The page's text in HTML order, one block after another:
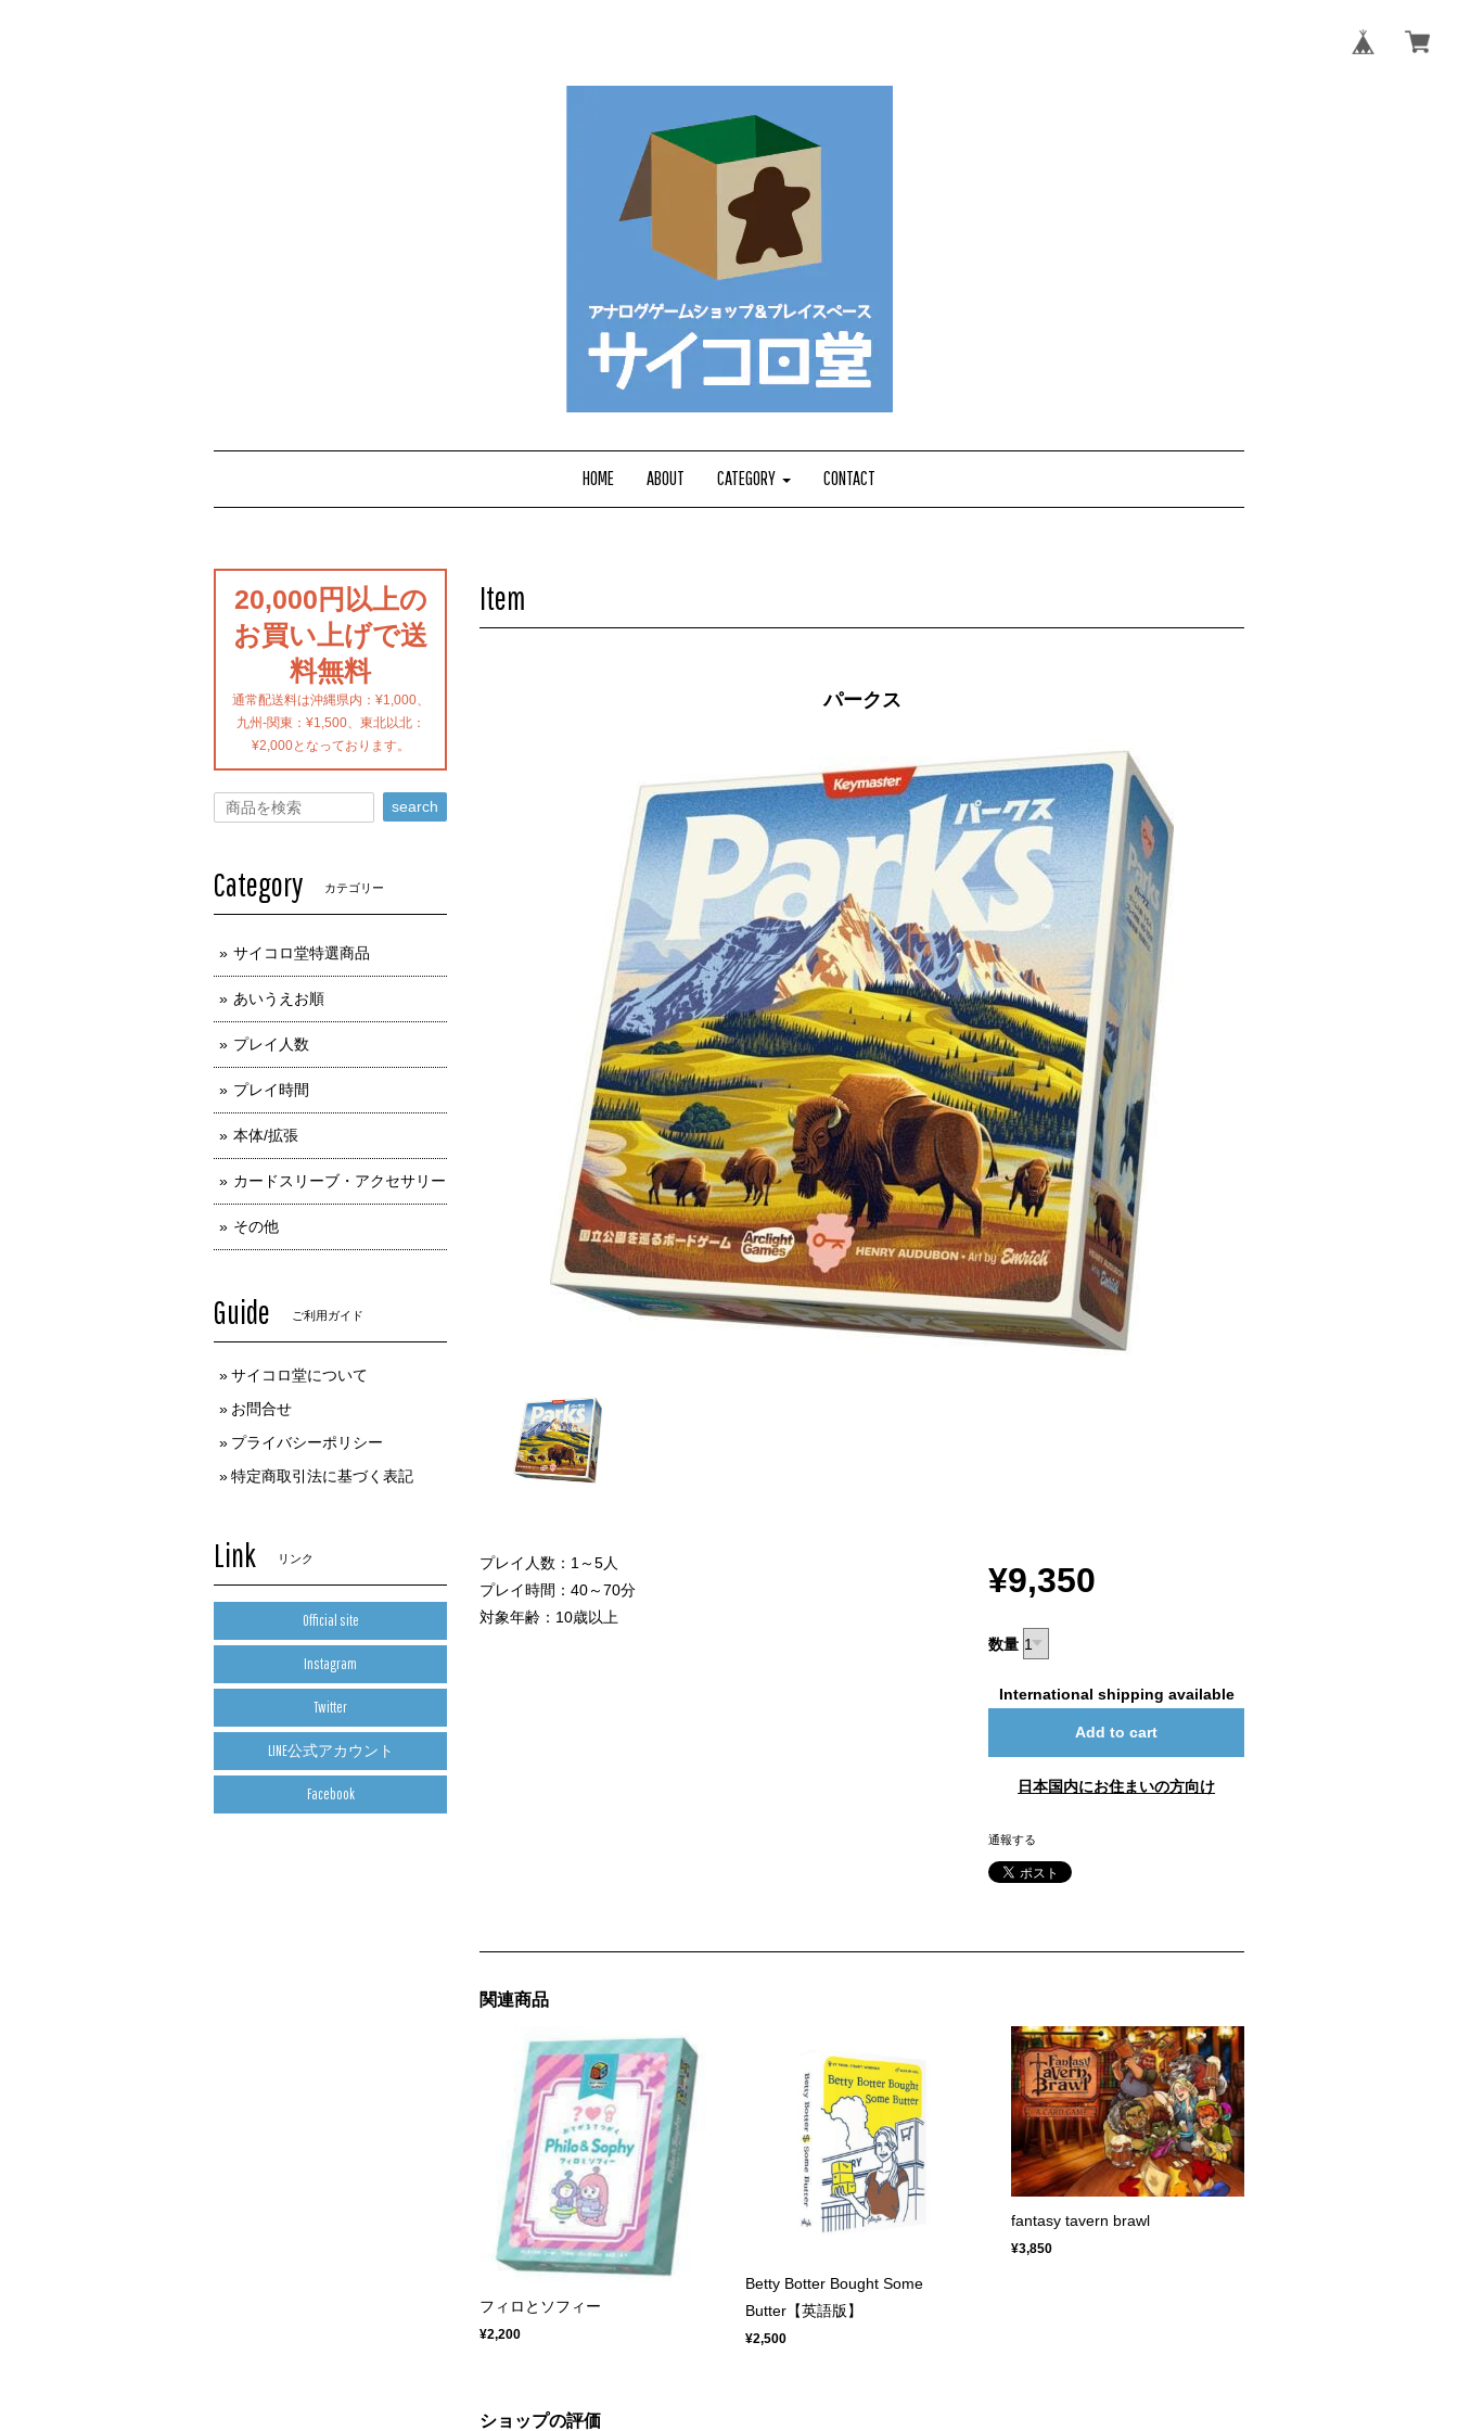
HOME ABOUT CATEGORY CONTACT
Item
パークス
プレイ人数：1～5人
プレイ時間：40～70分
対象年齢：10歳以上
¥9,350
数量
International shipping available
Add to cart
日本国内にお住まいの方向け
通報する
関連商品
フィロとソフィー
¥2,200
Betty Botter Bought Some
Butter【英語版】
¥2,500
fantasy tavern brawl
¥3,850
ショップの評価
20,000円以上の
お買い上げで送
料無料
通常配送料は沖縄県内：¥1,000、
九州-関東：¥1,500、東北以北：
¥2,000となっております。
search
Category カテゴリー
サイコロ堂特選商品
あいうえお順
プレイ人数
プレイ時間
本体/拡張
カードスリーブ・アクセサリー
その他
Guide ご利用ガイド
サイコロ堂について
お問合せ
プライバシーポリシー
特定商取引法に基づく表記
Link リンク
Official site
Instagram
Twitter
LINE公式アカウント
Facebook